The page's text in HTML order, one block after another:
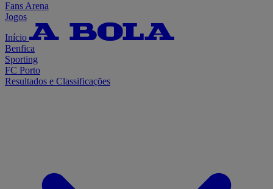
Fans Arena
Jogos
Início
Benfica
Sporting
FC Porto
Resultados e Classificações